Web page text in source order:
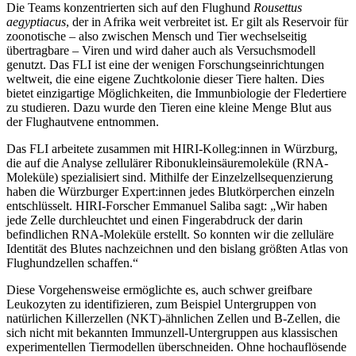
Die Teams konzentrierten sich auf den Flughund Rousettus
aegyptiacus, der in Afrika weit verbreitet ist. Er gilt als Reservoir für
zoonotische – also zwischen Mensch und Tier wechselseitig
übertragbare – Viren und wird daher auch als Versuchsmodell
genutzt. Das FLI ist eine der wenigen Forschungseinrichtungen
weltweit, die eine eigene Zuchtkolonie dieser Tiere halten. Dies
bietet einzigartige Möglichkeiten, die Immunbiologie der Fledertiere
zu studieren. Dazu wurde den Tieren eine kleine Menge Blut aus
der Flughautvene entnommen.
Das FLI arbeitete zusammen mit HIRI-Kolleg:innen in Würzburg,
die auf die Analyse zellulärer Ribonukleinsäuremoleküle (RNA-
Moleküle) spezialisiert sind. Mithilfe der Einzelzellsequenzierung
haben die Würzburger Expert:innen jedes Blutkörperchen einzeln
entschlüsselt. HIRI-Forscher Emmanuel Saliba sagt: „Wir haben
jede Zelle durchleuchtet und einen Fingerabdruck der darin
befindlichen RNA-Moleküle erstellt. So konnten wir die zelluläre
Identität des Blutes nachzeichnen und den bislang größten Atlas von
Flughundzellen schaffen.“
Diese Vorgehensweise ermöglichte es, auch schwer greifbare
Leukozyten zu identifizieren, zum Beispiel Untergruppen von
natürlichen Killerzellen (NKT)-ähnlichen Zellen und B-Zellen, die
sich nicht mit bekannten Immunzell-Untergruppen aus klassischen
experimentellen Tiermodellen überschneiden. Ohne hochauflösende